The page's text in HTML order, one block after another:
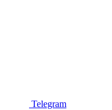
Telegram